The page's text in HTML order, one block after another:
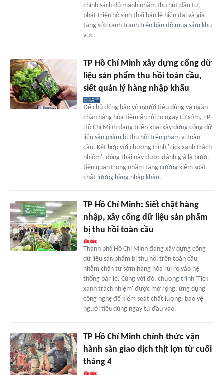
chính sách đủ mạnh nhằm thu hút đầu tư,
phát triển hệ sinh thái bán lẻ hiện đại và gia
tăng sức cạnh tranh trên bản đồ mua sắm khu
vực.
TP Hồ Chí Minh xây dựng cổng dữ
liệu sản phẩm thu hồi toàn cầu,
siết quản lý hàng nhập khẩu
Để chủ động bảo vệ người tiêu dùng và ngăn
chặn hàng hóa tiềm ẩn rủi ro ngay từ sớm, TP
Hồ Chí Minh đang triển khai xây dựng cổng dữ
liệu sản phẩm bị thu hồi trên phạm vi toàn
cầu. Kết hợp với chương trình 'Tick xanh trách
nhiệm', động thái này được đánh giá là bước
tiến quan trọng nhằm tăng cường kiểm soát
chất lượng hàng nhập khẩu.
TP Hồ Chí Minh: Siết chặt hàng
nhập, xây cổng dữ liệu sản phẩm
bị thu hồi toàn cầu
Thành phố Hồ Chí Minh đang xây dựng cổng
dữ liệu sản phẩm bị thu hồi trên toàn cầu
nhằm chặn từ sớm hàng hóa rủi ro vào hệ
thống bán lẻ. Cùng với đó, chương trình 'Tick
xanh trách nhiệm' được mở rộng, ứng dụng
công nghệ để kiểm soát chất lượng, bảo vệ
người tiêu dùng ngay từ đầu vào.
TP Hồ Chí Minh chính thức vận
hành sàn giao dịch thịt lợn từ cuối
tháng 4